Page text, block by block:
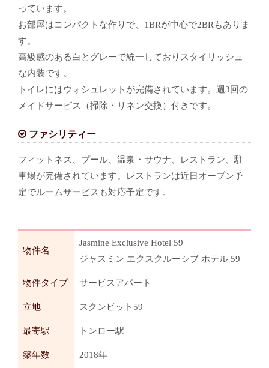
っています。
お部屋はコンパクトな作りで、1BRが中心で2BRもありま
す。
高級感のある白とグレーで統一しておりスタイリッシュ
な内装です。
トイレにはウォシュレットが完備されています。週3回の
メイドサービス（掃除・リネン交換）付きです。
ファシリティー
フィットネス、プール、温泉・サウナ、レストラン、駐
車場が完備されています。レストランは近日オープン予
定でルームサービスも対応予定です。
物件名
Jasmine Exclusive Hotel 59
ジャスミン エクスクルーシブ ホテル 59
物件タイプ サービスアパート
立地 スクンビット59
最寄駅 トンロー駅
築年数 2018年